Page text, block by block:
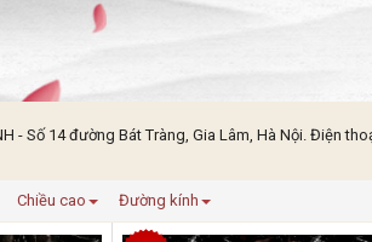
Số 14 đường Bát Tràng, Gia Lâm, Hà Nội. Điện
Chiều cao Đường kính